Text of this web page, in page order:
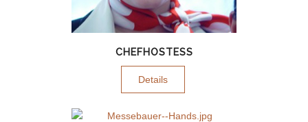
CHEFHOSTESS
Details